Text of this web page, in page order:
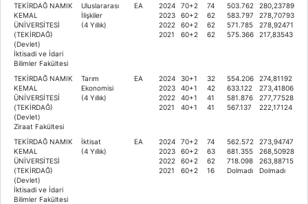
TEKİRDAĞ NAMIK
KEMAL
ÜNİVERSİTESİ
(TEKİRDAĞ)
(Devlet)
İktisadi ve İdari
Bilimler Fakültesi
Uluslararası
İlişkiler
(4 Yıllık)
EA
2024
2023
2022
2021
70+2
60+2
60+2
60+2
74
62
62
62
503.762
583.797
571.785
575.366
280,23789
278,70793
278,92471
217,83543
TEKİRDAĞ NAMIK
KEMAL
ÜNİVERSİTESİ
(TEKİRDAĞ)
(Devlet)
Ziraat Fakültesi
Tarım
Ekonomisi
(4 Yıllık)
EA
2024
2023
2022
2021
30+1
40+1
40+1
40+1
32
42
41
41
554.206
633.122
581.876
567.137
274,81192
273,41806
277,77528
222,17124
TEKİRDAĞ NAMIK
KEMAL
ÜNİVERSİTESİ
(TEKİRDAĞ)
(Devlet)
İktisadi ve İdari
Bilimler Fakültesi
İktisat
(4 Yıllık)
EA
2024
2023
2022
2021
70+2
60+2
60+2
60+2
74
63
62
16
562.572
681.355
718.098
Dolmadı
273,94747
268,50928
263,88715
Dolmadı